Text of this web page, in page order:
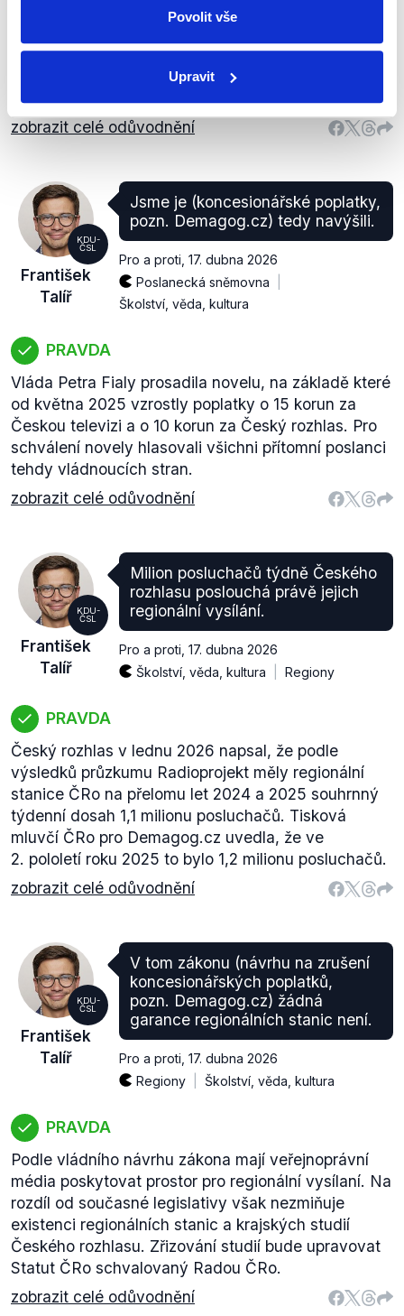
Povolit vše
Upravit
je zrušit koncesionářské poplatky. Zjevně tak
rozpočtu pro ČT a ČRo. Ty mají od roku 2028
opravdu každoročně růst o míru inflace
předminulého roku, nejvýše však o 5 % ročně.
zobrazit celé odůvodnění
KDU-
ČSL
František
Talíř
Jsme je (koncesionářské poplatky,
pozn. Demagog.cz) tedy navýšili.
Pro a proti 17. dubna 2026
Poslanecká sněmovna
Školství, věda, kultura
PRAVDA
Vláda Petra Fialy prosadila novelu, na základě které
od května 2025 vzrostly poplatky o 15 korun za
Českou televizi a o 10 korun za Český rozhlas. Pro
schválení novely hlasovali všichni přítomní poslanci
tehdy vládnoucích stran.
zobrazit celé odůvodnění
KDU-
ČSL
František
Talíř
Milion posluchačů týdně Českého
rozhlasu poslouchá právě jejich
regionální vysílání.
Pro a proti 17. dubna 2026
Školství, věda, kultura
Regiony
PRAVDA
Český rozhlas v lednu 2026 napsal, že podle
výsledků průzkumu Radioprojekt měly regionální
stanice ČRo na přelomu let 2024 a 2025 souhrnný
týdenní dosah 1,1 milionu posluchačů. Tisková
mluvčí ČRo pro Demagog.cz uvedla, že ve
2. pololetí roku 2025 to bylo 1,2 milionu posluchačů.
zobrazit celé odůvodnění
KDU-
ČSL
František
Talíř
V tom zákonu (návrhu na zrušení
koncesionářských poplatků,
pozn. Demagog.cz) žádná
garance regionálních stanic není.
Pro a proti 17. dubna 2026
Regiony
Školství, věda, kultura
PRAVDA
Podle vládního návrhu zákona mají veřejnoprávní
média poskytovat prostor pro regionální vysílaní. Na
rozdíl od současné legislativy však nezmiňuje
existenci regionálních stanic a krajských studií
Českého rozhlasu. Zřizování studií bude upravovat
Statut ČRo schvalovaný Radou ČRo.
zobrazit celé odůvodnění